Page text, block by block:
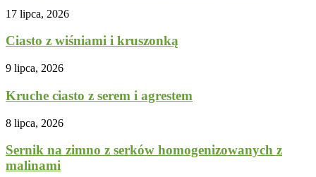
17 lipca, 2026
Ciasto z wiśniami i kruszonką
9 lipca, 2026
Kruche ciasto z serem i agrestem
8 lipca, 2026
Sernik na zimno z serków homogenizowanych z
malinami